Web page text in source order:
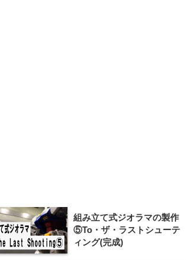
組み立て式ジオラマの製作
⑤To・ザ・ラストシューテ
ィング(完成)